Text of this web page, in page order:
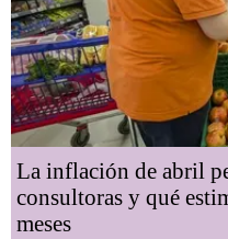
La inflación de abril
consultoras y qué
meses